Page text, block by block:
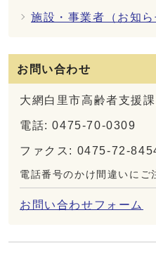
施設・事業者（お知ら
お問い合わせ
大網白里市高齢者支援
電話: 0475-70-0309
ファクス: 0475-72-
電話番号のかけ間違いにご
お問い合わせフォーム